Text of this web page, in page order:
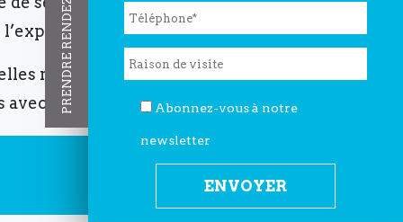
globale du patient.
nous adhérons tous les jours. Si
nous dès aujourd’hui !
PRENDRE RENDEZ-VOUS Abonnez-vous à notre
newsletter